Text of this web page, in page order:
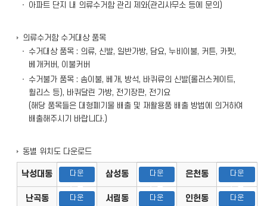
아파트 단지 내 의류수거함 관리 제와(관리사무소 등에 문의)
의류수거함 수거대상 품목
수거대상 품목 : 의류, 신발, 일반가방, 담요, 누비이불, 커튼, 카펫,
베개커버, 이불커버
수거불가 품목 : 솜이불, 베개, 방석, 바퀴류의 신발(롤러스케이트,
휠리스 등), 바퀴달린 가방, 전기장판, 전기요
(해당 품목들은 대형폐기물 배출 및 재활용품 배출 방법에 의거하여
배출해주시기 바랍니다.)
동별 위치도 다운로드
낙성대동
다운
로드
삼성동
다운
로드
은천동
다운
로드
난곡동
다운
서림동
다운
인헌동
다운